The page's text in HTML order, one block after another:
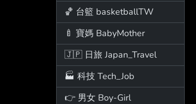
🏀 台籃 basketballTW
🍼 寶媽 BabyMother
🇯🇵 日旅 Japan_Travel
🏭 科技 Tech_Job
👉 男女 Boy-Girl